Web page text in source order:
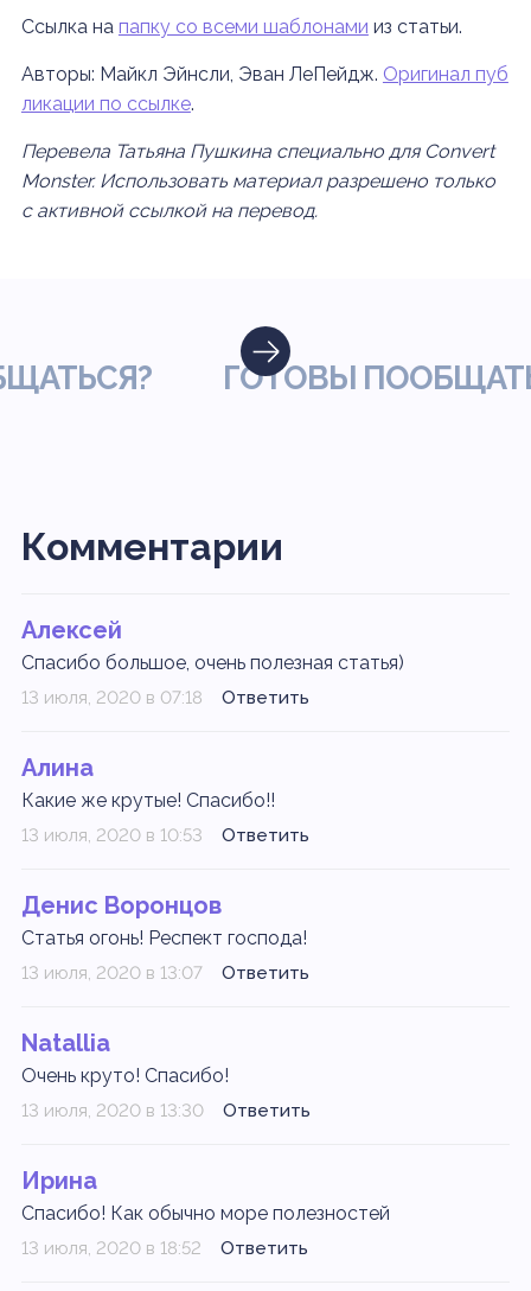
Ссылка на папку со всеми шаблонами из статьи.
Авторы: Майкл Эйнсли, Эван ЛеПейдж. Оригинал пуб
ликации по ссылке.
Перевела Татьяна Пушкина специально для Сonvert
Monster. Использовать материал разрешено только
с активной ссылкой на перевод.
ГОТОВЫ
Комментарии
Алексей
Спасибо большое, очень полезная статья)
13 июля, 2020 в 07:18 Ответить
Алина
Какие же крутые! Спасибо!!
13 июля, 2020 в 10:53 Ответить
Денис Воронцов
Статья огонь! Респект господа!
13 июля, 2020 в 13:07 Ответить
Natallia
Очень круто! Спасибо!
13 июля, 2020 в 13:30 Ответить
Ирина
Спасибо! Как обычно море полезностей
13 июля, 2020 в 18:52 Ответить